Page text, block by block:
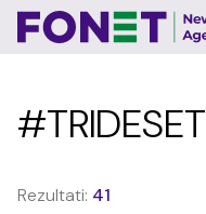
#TRIDESET
Rezultati: 41